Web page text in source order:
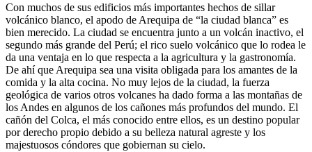
Con muchos de sus edificios más importantes hechos de sillar
volcánico blanco, el apodo de Arequipa de “la ciudad blanca” es
bien merecido. La ciudad se encuentra junto a un volcán inactivo, el
segundo más grande del Perú; el rico suelo volcánico que lo rodea le
da una ventaja en lo que respecta a la agricultura y la gastronomía.
De ahí que Arequipa sea una visita obligada para los amantes de la
comida y la alta cocina. No muy lejos de la ciudad, la fuerza
geológica de varios otros volcanes ha dado forma a las montañas de
los Andes en algunos de los cañones más profundos del mundo. El
cañón del Colca, el más conocido entre ellos, es un destino popular
por derecho propio debido a su belleza natural agreste y los
majestuosos cóndores que gobiernan su cielo.